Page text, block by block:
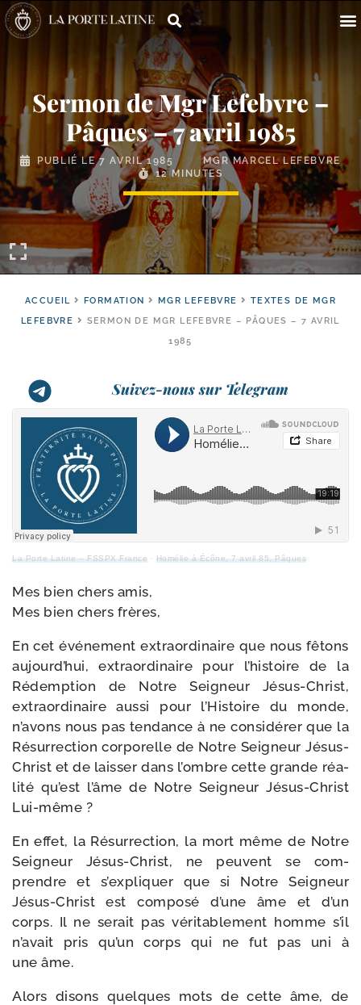
Sermon de Mgr Lefebvre –
Pâques – 7 avril 1985
PUBLIÉ LE7 AVRIL 1985
MGR MARCEL LEFEBVRE
12 MINUTES
ACCUEIL FORMATION MGR LEFEBVRE
TEXTES DE MGR
LEFEBVRE
SERMON DE MGR LEFEBVRE – PÂQUES – 7 AVRIL
1985
Suivez-nous sur Telegram
La Porte Latine – FSSPX France · Homélie à Écône, 7 avril 85, Pâques
Mes bien chers amis,
Mes bien chers frères,
En cet évé­ne­ment extra­or­di­naire que nous fêtons
aujourd’hui, extra­or­di­naire pour l’histoire de la
Rédemption de Notre Seigneur Jésus-​Christ,
extra­or­di­naire aus­si pour l’Histoire du monde,
n’avons nous pas ten­dance à ne consi­dé­rer que la
Résurrection cor­po­relle de Notre Seigneur Jésus-​
Christ et de lais­ser dans l’ombre cette grande réa­
li­té qu’est l’âme de Notre Seigneur Jésus-​Christ
Lui-même ?
En effet, la Résurrection, la mort même de Notre
Seigneur Jésus-​Christ, ne peuvent se com­
prendre et s’expliquer que si Notre Seigneur
Jésus-​Christ est com­po­sé d’une âme et d’un
corps. Il ne serait pas véri­ta­ble­ment homme s’il
n’avait pris qu’un corps qui ne fut pas uni à
une âme.
Alors disons quelques mots de cette âme, de